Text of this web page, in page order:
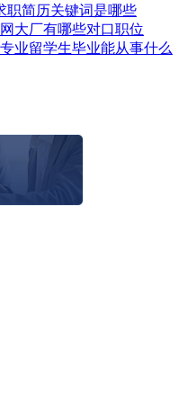
职简历关键词是哪些
大厂有哪些对口职位
业留学生毕业能从事什么